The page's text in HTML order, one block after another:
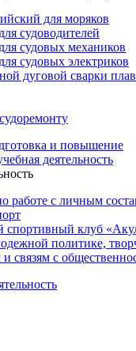
для моряков
судоводителей
судовых механиков
судовых электриков
дуговой сварки
и повышение
деятельность
работе с личным
спортивный клуб
политике,
и связям с